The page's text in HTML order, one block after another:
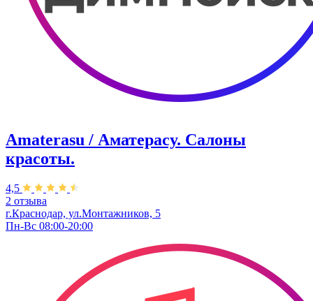
Amaterasu / Аматерасу. Салоны
красоты.
4,5
2 отзыва
г.Краснодар, ул.Монтажников, 5
Пн-Вс 08:00-20:00